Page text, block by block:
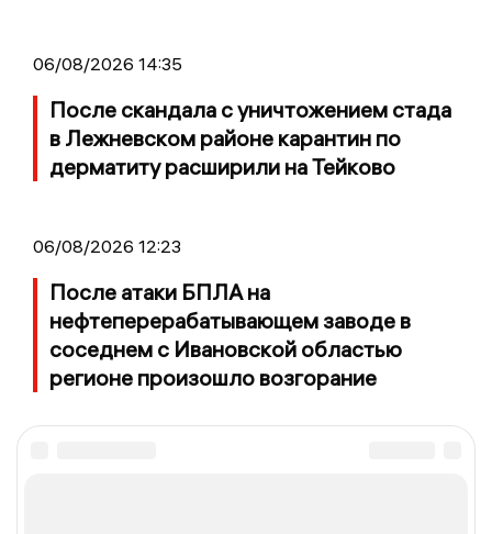
06/08/2026 14:35
После скандала с уничтожением стада
в Лежневском районе карантин по
дерматиту расширили на Тейково
06/08/2026 12:23
После атаки БПЛА на
нефтеперерабатывающем заводе в
соседнем с Ивановской областью
регионе произошло возгорание